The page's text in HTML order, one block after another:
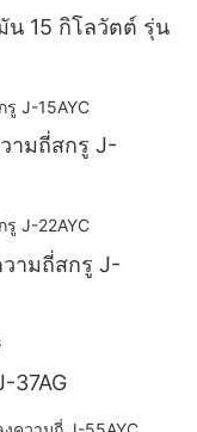
น 15 กิโลวัตต์ รุ่น
ามถี่สกรู J-
ามถี่สกรู J-
37AG